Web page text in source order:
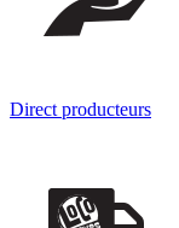
Direct producteurs